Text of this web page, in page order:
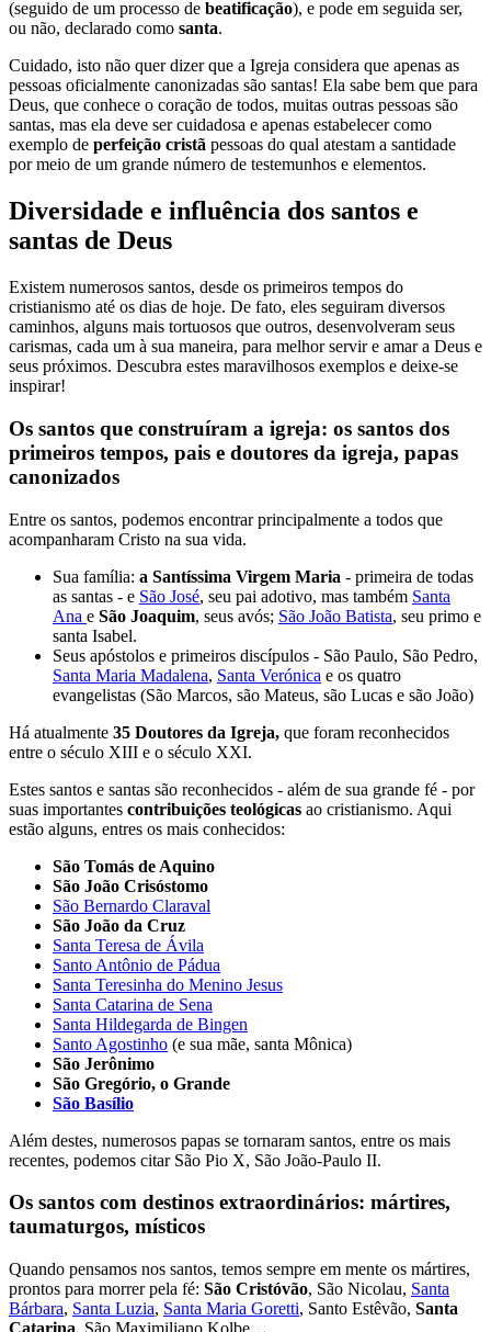
(seguido de um processo de beatificação), e pode em seguida ser,
ou não, declarado como santa.
Cuidado, isto não quer dizer que a Igreja considera que apenas as
pessoas oficialmente canonizadas são santas! Ela sabe bem que para
Deus, que conhece o coração de todos, muitas outras pessoas são
santas, mas ela deve ser cuidadosa e apenas estabelecer como
exemplo de perfeição cristã pessoas do qual atestam a santidade
por meio de um grande número de testemunhos e elementos.
Diversidade e influência dos santos e
santas de Deus
Existem numerosos santos, desde os primeiros tempos do
cristianismo até os dias de hoje. De fato, eles seguiram diversos
caminhos, alguns mais tortuosos que outros, desenvolveram seus
carismas, cada um à sua maneira, para melhor servir e amar a Deus e
seus próximos. Descubra estes maravilhosos exemplos e deixe-se
inspirar!
Os santos que construíram a igreja: os santos dos
primeiros tempos, pais e doutores da igreja, papas
canonizados
Entre os santos, podemos encontrar principalmente a todos que
acompanharam Cristo na sua vida.
Sua família: a Santíssima Virgem Maria - primeira de todas
as santas - e São José, seu pai adotivo, mas também Santa
Ana e São Joaquim, seus avós; São João Batista, seu primo e
santa Isabel.
Seus apóstolos e primeiros discípulos - São Paulo, São Pedro,
Santa Maria Madalena, Santa Verónica e os quatro
evangelistas (São Marcos, são Mateus, são Lucas e são João)
Há atualmente 35 Doutores da Igreja, que foram reconhecidos
entre o século XIII e o século XXI.
Estes santos e santas são reconhecidos - além de sua grande fé - por
suas importantes contribuições teológicas ao cristianismo. Aqui
estão alguns, entres os mais conhecidos:
São Tomás de Aquino
São João Crisóstomo
São Bernardo Claraval
São João da Cruz
Santa Teresa de Ávila
Santo Antônio de Pádua
Santa Teresinha do Menino Jesus
Santa Catarina de Sena
Santa Hildegarda de Bingen
Santo Agostinho (e sua mãe, santa Mônica)
São Jerônimo
São Gregório, o Grande
São Basílio
Além destes, numerosos papas se tornaram santos, entre os mais
recentes, podemos citar São Pio X, São João-Paulo II.
Os santos com destinos extraordinários: mártires,
taumaturgos, místicos
Quando pensamos nos santos, temos sempre em mente os mártires,
prontos para morrer pela fé: São Cristóvão, São Nicolau, Santa
Bárbara, Santa Luzia, Santa Maria Goretti, Santo Estêvão, Santa
Catarina, São Maximiliano Kolbe…